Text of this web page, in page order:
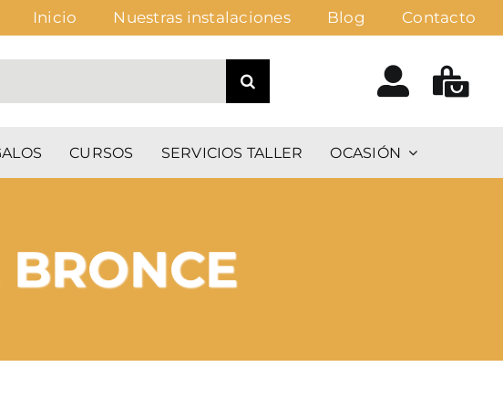
Inicio Nuestras instalaciones Blog Contacto
CURSOS SERVICIOS TALLER OCASIÓN